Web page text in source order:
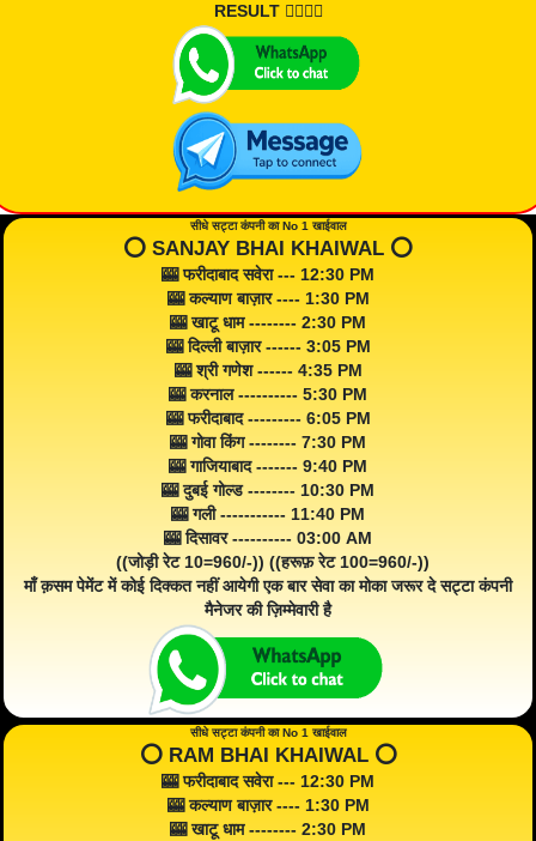
RESULT 👇🏾👇🏾
सीधे सट्टा कंपनी का No 1 खाईवाल
⭕️ SANJAY BHAI KHAIWAL ⭕️
🎰 फरीदाबाद सवेरा --- 12:30 PM
🎰 कल्याण बाज़ार ---- 1:30 PM
🎰 खाटू धाम -------- 2:30 PM
🎰 दिल्ली बाज़ार ------ 3:05 PM
🎰 श्री गणेश ------ 4:35 PM
🎰 करनाल ---------- 5:30 PM
🎰 फरीदाबाद --------- 6:05 PM
🎰 गोवा किंग -------- 7:30 PM
🎰 गाजियाबाद ------- 9:40 PM
🎰 दुबई गोल्ड -------- 10:30 PM
🎰 गली ----------- 11:40 PM
🎰 दिसावर ---------- 03:00 AM
((जोड़ी रेट 10=960/-)) ((हरूफ़ रेट 100=960/-))
माँ क़सम पेमेंट में कोई दिक्कत नहीं आयेगी एक बार सेवा का मोका जरूर दे सट्टा कंपनी
मैनेजर की ज़िम्मेवारी है
सीधे सट्टा कंपनी का No 1 खाईवाल
⭕️ RAM BHAI KHAIWAL ⭕️
🎰 फरीदाबाद सवेरा --- 12:30 PM
🎰 कल्याण बाज़ार ---- 1:30 PM
🎰 खाटू धाम -------- 2:30 PM